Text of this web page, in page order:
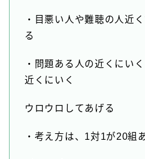
・目悪い人や難聴の人近
る
・問題ある人の近くにい
近くにいく
ウロウロしてあげる
・考え方は、1対1が20組